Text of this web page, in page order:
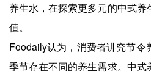
养生水，在探索更多元的中式
值。
Foodaily认为，消费者讲究节令
季节存在不同的养生需求。中